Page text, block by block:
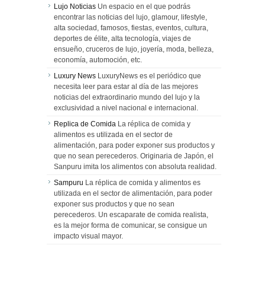
Lujo Noticias Un espacio en el que podrás
encontrar las noticias del lujo, glamour, lifestyle,
alta sociedad, famosos, fiestas, eventos, cultura,
deportes de élite, alta tecnología, viajes de
ensueño, cruceros de lujo, joyería, moda, belleza,
economía, automoción, etc.
Luxury News LuxuryNews es el periódico que
necesita leer para estar al día de las mejores
noticias del extraordinario mundo del lujo y la
exclusividad a nivel nacional e internacional.
Replica de Comida La réplica de comida y
alimentos es utilizada en el sector de
alimentación, para poder exponer sus productos y
que no sean perecederos. Originaria de Japón, el
Sanpuru imita los alimentos con absoluta realidad.
Sampuru La réplica de comida y alimentos es
utilizada en el sector de alimentación, para poder
exponer sus productos y que no sean
perecederos. Un escaparate de comida realista,
es la mejor forma de comunicar, se consigue un
impacto visual mayor.